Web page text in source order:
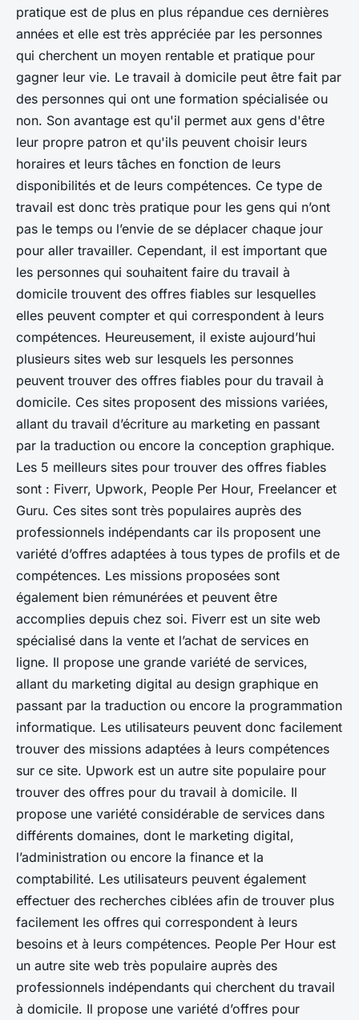
pratique est de plus en plus répandue ces dernières
années et elle est très appréciée par les personnes
qui cherchent un moyen rentable et pratique pour
gagner leur vie. Le travail à domicile peut être fait par
des personnes qui ont une formation spécialisée ou
non. Son avantage est qu'il permet aux gens d'être
leur propre patron et qu'ils peuvent choisir leurs
horaires et leurs tâches en fonction de leurs
disponibilités et de leurs compétences. Ce type de
travail est donc très pratique pour les gens qui n’ont
pas le temps ou l’envie de se déplacer chaque jour
pour aller travailler. Cependant, il est important que
les personnes qui souhaitent faire du travail à
domicile trouvent des offres fiables sur lesquelles
elles peuvent compter et qui correspondent à leurs
compétences. Heureusement, il existe aujourd’hui
plusieurs sites web sur lesquels les personnes
peuvent trouver des offres fiables pour du travail à
domicile. Ces sites proposent des missions variées,
allant du travail d’écriture au marketing en passant
par la traduction ou encore la conception graphique.
Les 5 meilleurs sites pour trouver des offres fiables
sont : Fiverr, Upwork, People Per Hour, Freelancer et
Guru. Ces sites sont très populaires auprès des
professionnels indépendants car ils proposent une
variété d’offres adaptées à tous types de profils et de
compétences. Les missions proposées sont
également bien rémunérées et peuvent être
accomplies depuis chez soi. Fiverr est un site web
spécialisé dans la vente et l’achat de services en
ligne. Il propose une grande variété de services,
allant du marketing digital au design graphique en
passant par la traduction ou encore la programmation
informatique. Les utilisateurs peuvent donc facilement
trouver des missions adaptées à leurs compétences
sur ce site. Upwork est un autre site populaire pour
trouver des offres pour du travail à domicile. Il
propose une variété considérable de services dans
différents domaines, dont le marketing digital,
l’administration ou encore la finance et la
comptabilité. Les utilisateurs peuvent également
effectuer des recherches ciblées afin de trouver plus
facilement les offres qui correspondent à leurs
besoins et à leurs compétences. People Per Hour est
un autre site web très populaire auprès des
professionnels indépendants qui cherchent du travail
à domicile. Il propose une variété d’offres pour